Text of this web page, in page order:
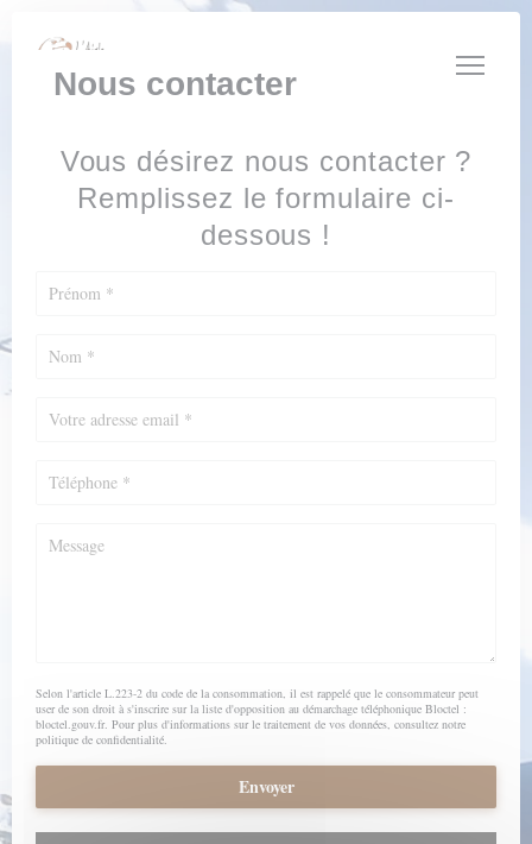
Personnalisation de vos choix en matière de cookies
Nous contacter
Vous désirez nous contacter ?
Remplissez le formulaire ci-
dessous !
Selon l'article L.223-2 du code de la consommation, il est rappelé que le consommateur peut
user de son droit à s'inscrire sur la liste d'opposition au démarchage téléphonique Bloctel :
bloctel.gouv.fr. Pour plus d'informations sur le traitement de vos données, consultez notre
politique de confidentialité.